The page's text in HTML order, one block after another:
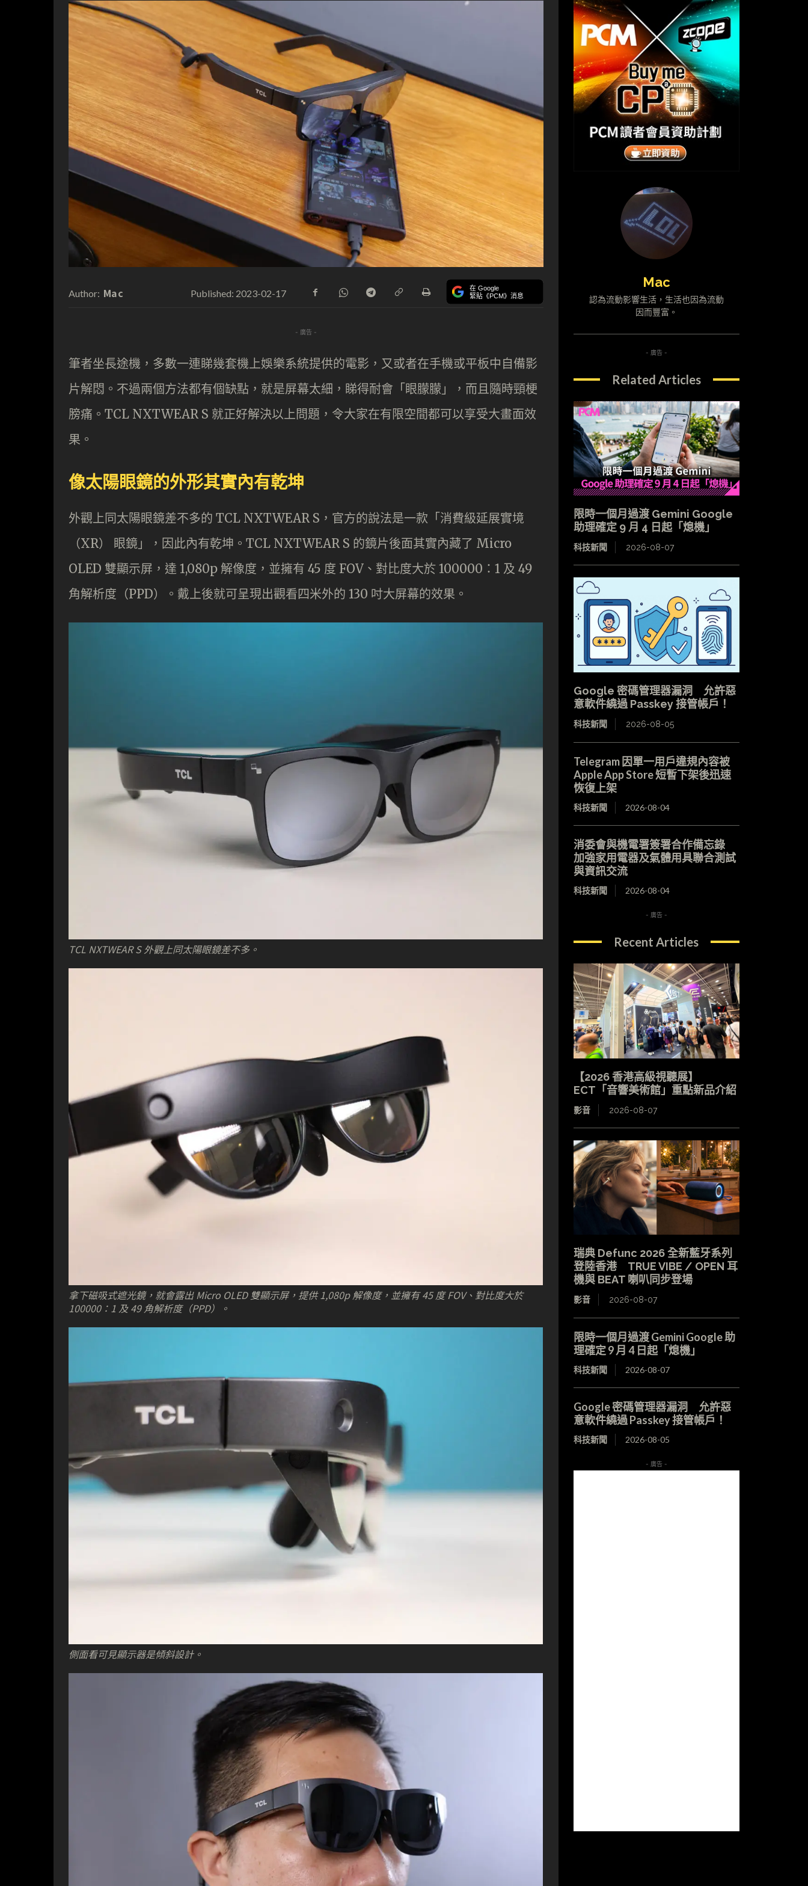
Author: Mac Published: 2023-02-17 在 Google
緊貼《PCM》消息
- 廣告 -
筆者坐長途機，多數一連睇幾套機上娛樂系統提供的電影，又或者在手機或平板中自備影
片解悶。不過兩個方法都有個缺點，就是屏幕太細，睇得耐會「眼朦朦」，而且隨時頸梗
膀痛。TCL NXTWEAR S 就正好解決以上問題，令大家在有限空間都可以享受大畫面效
果。
像太陽眼鏡的外形其實內有乾坤
外觀上同太陽眼鏡差不多的 TCL NXTWEAR S，官方的說法是一款「消費級延展實境
（XR） 眼鏡」，因此內有乾坤。TCL NXTWEAR S 的鏡片後面其實內藏了 Micro
OLED 雙顯示屏，達 1,080p 解像度，並擁有 45 度 FOV、對比度大於 100000：1 及 49
角解析度（PPD）。戴上後就可呈現出觀看四米外的 130 吋大屏幕的效果。
TCL NXTWEAR S 外觀上同太陽眼鏡差不多。
拿下磁吸式遮光鏡，就會露出 Micro OLED 雙顯示屏，提供 1,080p 解像度，並擁有 45 度 FOV、對比度大於
100000：1 及 49 角解析度（PPD）。
側面看可見顯示器是傾斜設計。
Mac
認為流動影響生活，生活也因為流動
因而豐富。
- 廣告 -
Related Articles
限時一個月過渡 Gemini Google
助理確定 9 月 4 日起「熄機」
科技新聞 2026-08-07
Google 密碼管理器漏洞 允許惡
意軟件繞過 Passkey 接管帳戶！
科技新聞 2026-08-05
Telegram 因單一用戶違規內容被
Apple App Store 短暫下架後迅速
恢復上架
科技新聞 2026-08-04
消委會與機電署簽署合作備忘錄
加強家用電器及氣體用具聯合測試
與資訊交流
科技新聞 2026-08-04
- 廣告 -
Recent Articles
【2026 香港高級視聽展】
ECT「音響美術館」重點新品介紹
影音 2026-08-07
瑞典 Defunc 2026 全新藍牙系列
登陸香港 TRUE VIBE / OPEN 耳
機與 BEAT 喇叭同步登場
影音 2026-08-07
限時一個月過渡 Gemini Google 助
理確定 9 月 4 日起「熄機」
科技新聞 2026-08-07
Google 密碼管理器漏洞 允許惡
意軟件繞過 Passkey 接管帳戶！
科技新聞 2026-08-05
- 廣告 -